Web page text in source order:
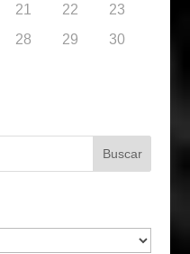
21 22
23
28 29
30